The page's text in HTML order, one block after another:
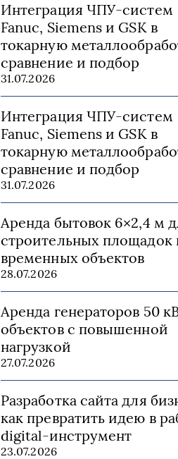
Интеграция ЧПУ-систем
Fanuc, Siemens и GSK в
токарную
сравнение и подбор
31.07.2026
Интеграция ЧПУ-систем
Fanuc, Siemens и GSK в
токарную
сравнение и подбор
31.07.2026
Аренда бытовок 6×2,4 м
строительных площадок
временных объектов
28.07.2026
Аренда генераторов 50
объектов с повышенной
нагрузкой
27.07.2026
Разработка сайта для
как превратить идею в
digital-инструмент
23.07.2026